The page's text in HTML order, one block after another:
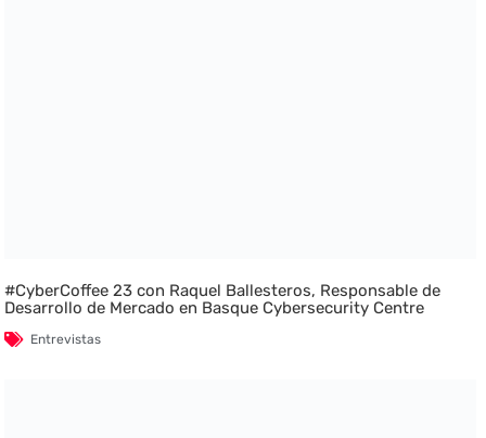
#CyberCoffee 23 con Raquel Ballesteros, Responsable de
Desarrollo de Mercado en Basque Cybersecurity Centre
Entrevistas